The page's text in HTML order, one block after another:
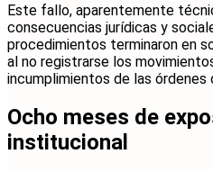
Este fallo, aparentemente
consecuencias jurídicas y
procedimientos terminaron en
al no registrarse los
incumplimientos de las órdenes
Ocho meses de
institucional